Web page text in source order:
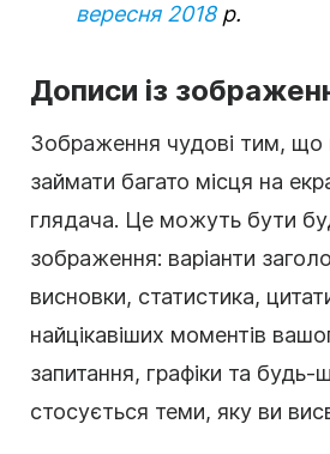
вересня 2018р.
Дописи із
Зображення чудові тим,
займати багато місця на
глядача. Це можуть бути
зображення: варіанти
висновки, статистика,
найцікавіших моментів
запитання, графіки та
стосується теми, яку ви